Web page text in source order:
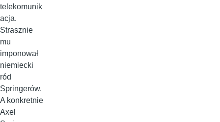
telekomunik
acja.
Strasznie
mu
imponował
niemiecki
ród
Springerów.
A konkretnie
Axel